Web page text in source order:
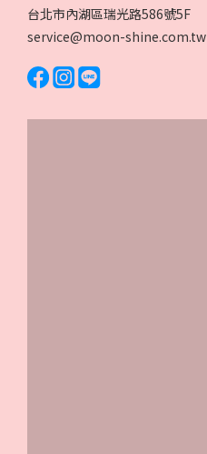
台北市內湖區瑞光路586號5F
service@moon-shine.com.tw